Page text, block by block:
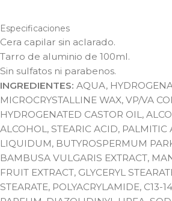
Especificaciones
Cera capilar sin aclarado.
Tarro de aluminio de 100ml.
Sin sulfatos ni parabenos.
INGREDIENTES: AQUA,
MICROCRYSTALLINE WAX, VP/VA
HYDROGENATED CASTOR OIL,
ALCOHOL, STEARIC ACID,
LIQUIDUM, BUTYROSPERMUM
BAMBUSA VULGARIS EXTRACT,
FRUIT EXTRACT, GLYCERYL
STEARATE, POLYACRYLAMIDE, C13-